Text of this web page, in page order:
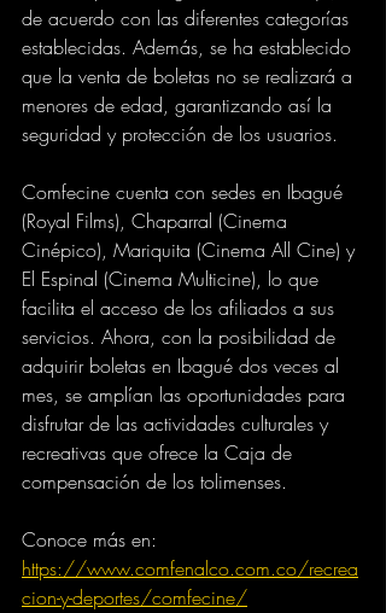
de acuerdo con las diferentes categorías
establecidas. Además, se ha establecido
que la venta de boletas no se realizará a
menores de edad, garantizando así la
seguridad y protección de los usuarios.
Comfecine cuenta con sedes en Ibagué
(Royal Films), Chaparral (Cinema
Cinépico), Mariquita (Cinema All Cine) y
El Espinal (Cinema Multicine), lo que
facilita el acceso de los afiliados a sus
servicios. Ahora, con la posibilidad de
adquirir boletas en Ibagué dos veces al
mes, se amplían las oportunidades para
disfrutar de las actividades culturales y
recreativas que ofrece la Caja de
compensación de los tolimenses.
Conoce más en:
https://www.comfenalco.com.co/recrea
cion-y-deportes/comfecine/